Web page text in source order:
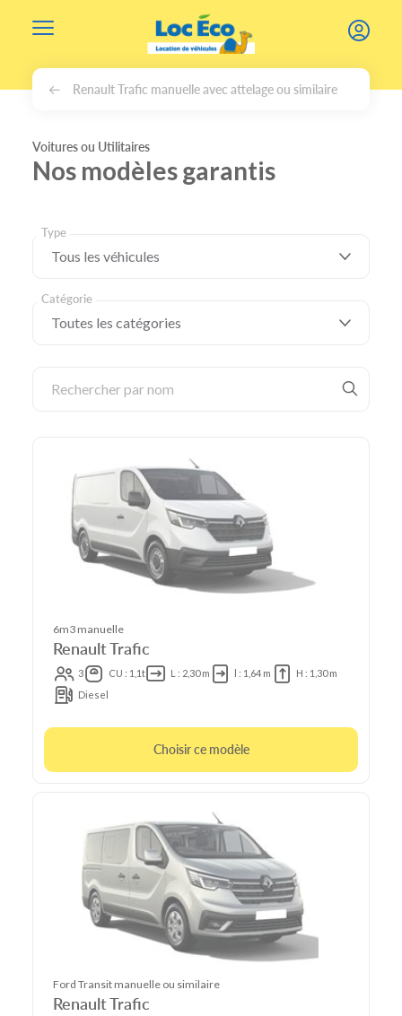
Renault Trafic manuelle avec attelage ou similaire
Voitures ou Utilitaires
Nos modèles garantis
Type
Catégorie
6m3 manuelle
Renault Trafic
3 CU : 1,1t L : 2,30 m l : 1,64 m
H : 1,30 m
Diesel
Choisir ce modèle
Ford Transit manuelle ou similaire
Renault Trafic